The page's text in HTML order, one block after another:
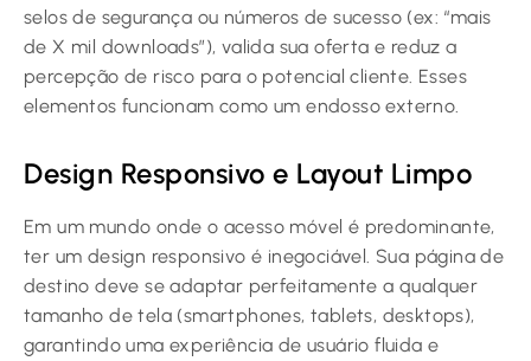
selos de segurança ou números de sucesso (ex: “mais
de X mil downloads”), valida sua oferta e reduz a
percepção de risco para o potencial cliente. Esses
elementos funcionam como um endosso externo.
Design Responsivo e Layout Limpo
Em um mundo onde o acesso móvel é predominante,
ter um design responsivo é inegociável. Sua página de
destino deve se adaptar perfeitamente a qualquer
tamanho de tela (smartphones, tablets, desktops),
garantindo uma experiência de usuário fluida e